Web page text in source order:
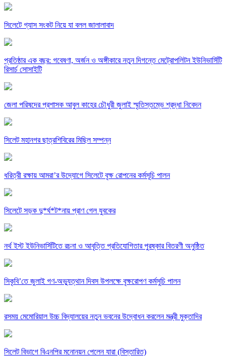
সিলেটে গ্যাস সংকট নিয়ে যা বলল জালালাবাদ
প্রতিষ্ঠার এক বছর: গবেষণা, অর্জন ও অঙ্গীকারে নতুন দিগন্তে মেট্রোপলিটন ইউনিভার্সিটি
রিসার্চ সোসাইটি
জেলা পরিষদের প্রশাসক আবুল কাহের চৌধুরী জুলাই স্মৃতিস্তম্ভে শ্রদ্ধা নিবেদন
সিলেট মহানগর ছাত্রশিবিরের মিছিল সম্পন্ন
ধরিত্রী রক্ষায় আমরা’র উদ্যোগে সিলেটে বৃক্ষ রোপনের কর্মসূচি পালন
সিলেটে সড়ক দু*র্ঘ*ট*নায় প্রাণ গেল যুবকের
নর্থ ইস্ট ইউনিভার্সিটিতে রচনা ও আবৃত্তি প্রতিযোগিতার পুরষ্কার বিতরণী অনুষ্ঠিত
সিকৃবি’তে জুলাই গণ-অভ্যুত্থান দিবস উপলক্ষে বৃক্ষরোপণ কর্মসুচি পালন
রসময় মেমোরিয়াল উচ্চ বিদ্যালয়ের নতুন ভবনের উদ্বোধন করলেন মন্ত্রী মুক্তাদির
সিলেট বিভাগে বিএনপির মনোনয়ন পেলেন যারা (বিস্তারিত)